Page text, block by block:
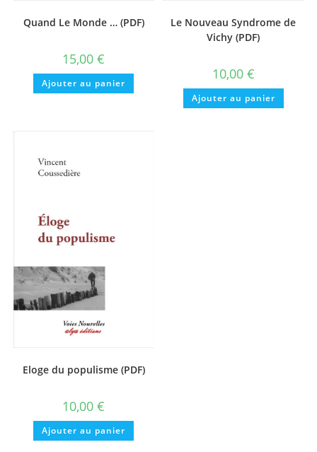
Quand Le Monde … (PDF)
15,00€
Ajouter au panier
Le Nouveau Syndrome de
Vichy (PDF)
10,00 €
Ajouter au panier
Eloge du populisme (PDF)
10,00€
Ajouter au panier